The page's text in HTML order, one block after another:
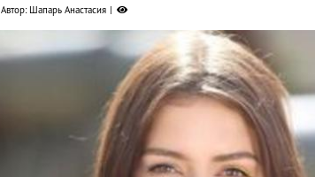
Автор: Шапарь Анастасия